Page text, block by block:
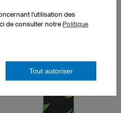
l'utilisation des
de consulter notre Politique
Tout autoriser